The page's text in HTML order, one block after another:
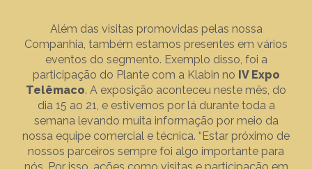
Além das visitas promovidas pelas nossa
Companhia, também estamos presentes em vários
eventos do segmento. Exemplo disso, foi a
participação do Plante com a Klabin no IV Expo
Telêmaco. A exposição aconteceu neste mês, do
dia 15 ao 21, e estivemos por lá durante toda a
semana levando muita informação por meio da
nossa equipe comercial e técnica. “Estar próximo de
nossos parceiros sempre foi algo importante para